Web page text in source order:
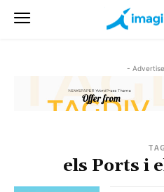
-
TAG
els Ports i